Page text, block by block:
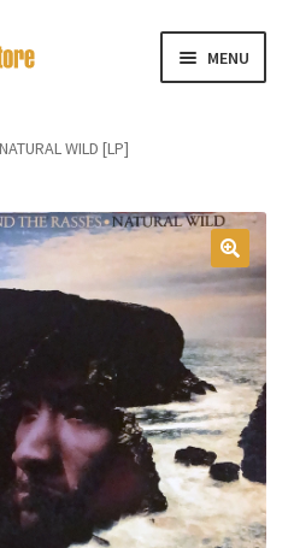
MENU
NATURAL WILD [LP]
🔍